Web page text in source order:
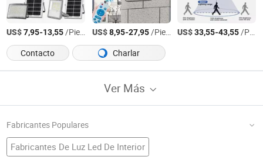
US$7,95-13,55/Pieza US$8,95-27,95/Pieza US$33,55-43,55/Pieza
Contacto
Charlar
Ver Más
Fabricantes Populares
Fabricantes De Luz Led De Interior